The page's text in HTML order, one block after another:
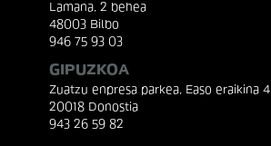
Lamana, 2 behea
48003 Bilbo
946 75 93 03
GIPUZKOA
Zuatzu enpresa parkea, Easo eraikina
20018 Donostia
943 26 59 82